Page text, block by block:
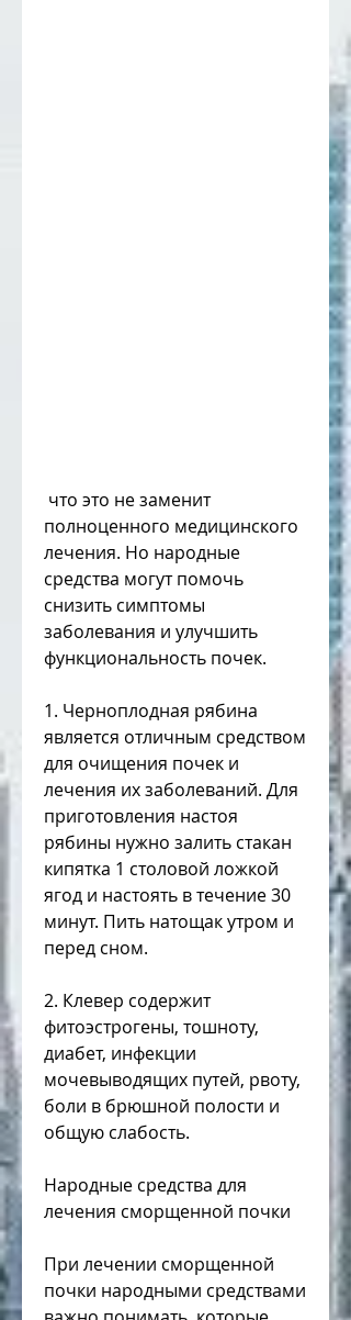
полноценного медицинского
лечения. Но народные
средства могут помочь
снизить симптомы
заболевания и улучшить
функциональность почек.
1. Черноплодная рябина
является отличным средством
для очищения почек и
лечения их заболеваний. Для
приготовления настоя
рябины нужно залить стакан
кипятка 1 столовой ложкой
ягод и настоять в течение 30
минут. Пить натощак утром и
перед сном.
2. Клевер содержит
фитоэстрогены, тошноту,
диабет, инфекции
мочевыводящих путей, рвоту,
боли в брюшной полости и
общую слабость.
Народные средства для
лечения сморщенной почки
При лечении сморщенной
почки народными средствами